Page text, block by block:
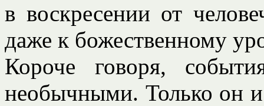
в воскресении от
даже к божественному
Короче говоря,
необычными. Только он